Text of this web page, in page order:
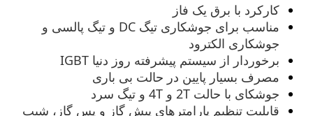
کارکرد با برق یک فاز
مناسب برای جوشکاری تیگ DC و تیگ پالسی و
جوشکاری الکترود
برخوردار از سیستم پیشرفته روز دنیا IGBT
مصرف بسیار پایین در حالت بی باری
جوشکای با حالت 2T و 4T و تیگ سرد
قابلیت تنظیم پارامترهای پیش گاز و پس گاز، شیب